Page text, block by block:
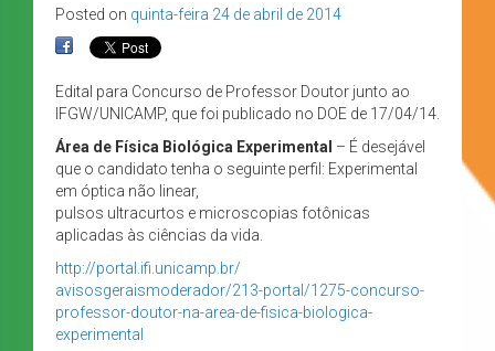
Posted on quinta-feira 24 de abril de 2014
Edital para Concurso de Professor Doutor junto ao
IFGW/UNICAMP, que foi publicado no DOE de 17/04/14.
Área de Física Biológica Experimental – É desejável
que o candidato tenha o seguinte perfil: Experimental
em óptica não linear,
pulsos ultracurtos e microscopias fotônicas
aplicadas às ciências da vida.
http://portal.ifi.unicamp.br/
avisosgeraismoderador/213-portal/1275-concurso-
professor-doutor-na-area-de-fisica-biologica-
experimental